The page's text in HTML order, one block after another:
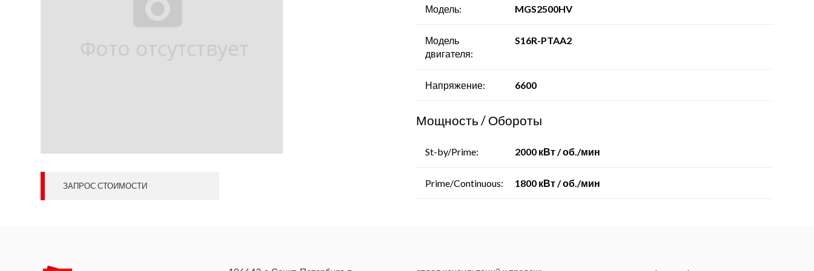
- Компрессорные станции
ЗАПРОС СТОИМОСТИ
Модель: MGS2500HV
Модель
двигателя:
S16R-PTAA2
Напряжение: 6600
Мощность / Обороты
St-by/Prime: 2000 кВт / об./мин
Prime/Continuous: 1800 кВт / об./мин